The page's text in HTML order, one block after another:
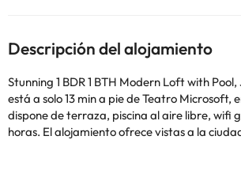
Descripción del alojamiento
Stunning 1 BDR 1 BTH Modern Loft with Pool,
está a solo 13 min a pie de Teatro Microsoft,
dispone de terraza, piscina al aire libre, wifi
horas. El alojamiento ofrece vistas a la
acondicionado consta de 1 dormitorio, una